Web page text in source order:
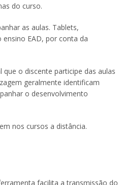
do curso.
as aulas. Tablets,
EAD, por conta da
o discente participe das aulas
geralmente identificam
o desenvolvimento
nos cursos a distância.
facilita a transmissão do